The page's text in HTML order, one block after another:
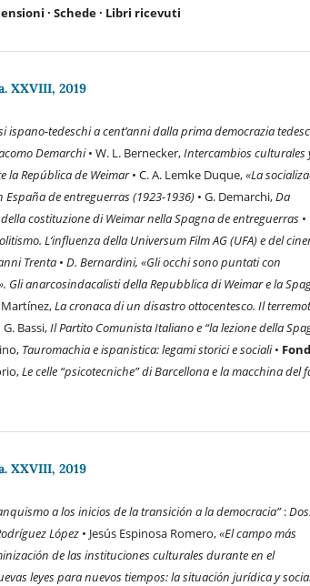
· Schede· Libri ricevuti
XXVIII, 2019
ispano-tedeschi a cent’anni dalla prima democrazia
Demarchi• W. L. Bernecker,Intercambios culturales
la República de Weimar• C. A. Lemke Duque,«La
de entreguerras (1923-1936) • G. Demarchi,Da
costituzione di Weimar nella Spagna de entreguerras
L’influenza della Universum Film AG (UFA) e del
Trenta •D. Bernardini, «Gli occhi sono puntati con
Gli anarcosindacalisti della Repubblica di Weimar e la
Martínez,La cronaca di un disastro ottocentesco. Il
G. Bassi,Il Partito Comunista Italiano e “la lezione della
Tauromachia e ispanistica: legami storici e sociali•
Le celle “psicotecniche” di Barcellona e la macchina del
XXVIII, 2019
a los inicios de la transición a la democracia”:
López • Jesús Espinosa Romero,«El campo más
de las instituciones culturales durante en el
leyes para nuevos tiempos: la situación jurídica y